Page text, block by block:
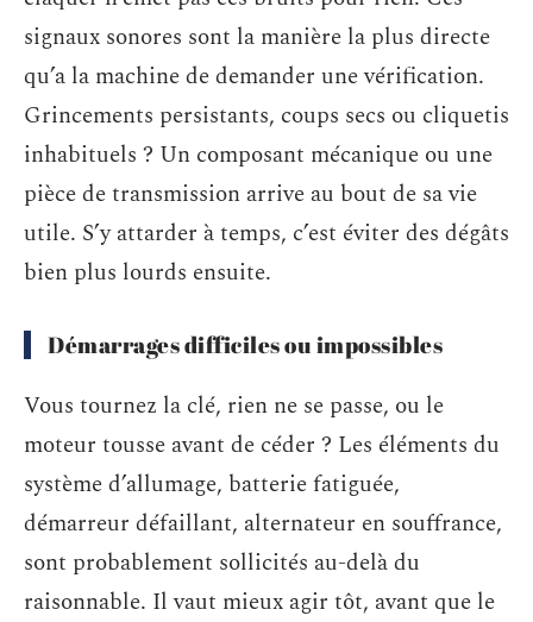
signaux sonores sont la manière la plus directe
qu’a la machine de demander une vérification.
Grincements persistants, coups secs ou cliquetis
inhabituels ? Un composant mécanique ou une
pièce de transmission arrive au bout de sa vie
utile. S’y attarder à temps, c’est éviter des dégâts
bien plus lourds ensuite.
Démarrages difficiles ou impossibles
Vous tournez la clé, rien ne se passe, ou le
moteur tousse avant de céder ? Les éléments du
système d’allumage, batterie fatiguée,
démarreur défaillant, alternateur en souffrance,
sont probablement sollicités au-delà du
raisonnable. Il vaut mieux agir tôt, avant que le